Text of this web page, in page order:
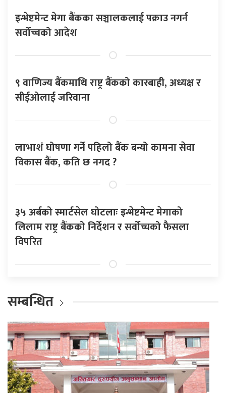
इन्भेष्टमेन्ट मेगा बैंकका सञ्चालकलाई पक्राउ नगर्न
सर्वोच्चको आदेश
९ वाणिज्य बैंकमाथि राष्ट्र बैंकको कारबाही, अध्यक्ष र
सीईओलाई जरिवाना
लाभाशं घोषणा गर्ने पहिलो बैंक बन्यो कामना सेवा
विकास बैंक, कति छ नगद ?
३५ अर्बको स्मार्टसेल घोटलाः इन्भेष्टमेन्ट मेगाको
लिलाम राष्ट्र बैंकको निर्देशन र सर्वोच्चको फैसला
विपरित
सम्बन्धित